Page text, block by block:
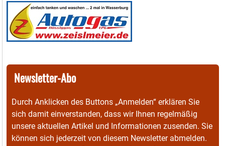
Newsletter-Abo
Durch Anklicken des Buttons „Anmelden“ erklären Sie
sich damit einverstanden, dass wir Ihnen regelmäßig
unsere aktuellen Artikel und Informationen zusenden. Sie
können sich jederzeit von diesem Newsletter abmelden.